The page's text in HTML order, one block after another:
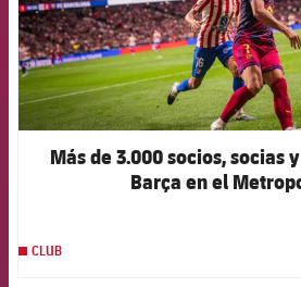
Más de 3.000 socios, socias
Barça en el
CLUB